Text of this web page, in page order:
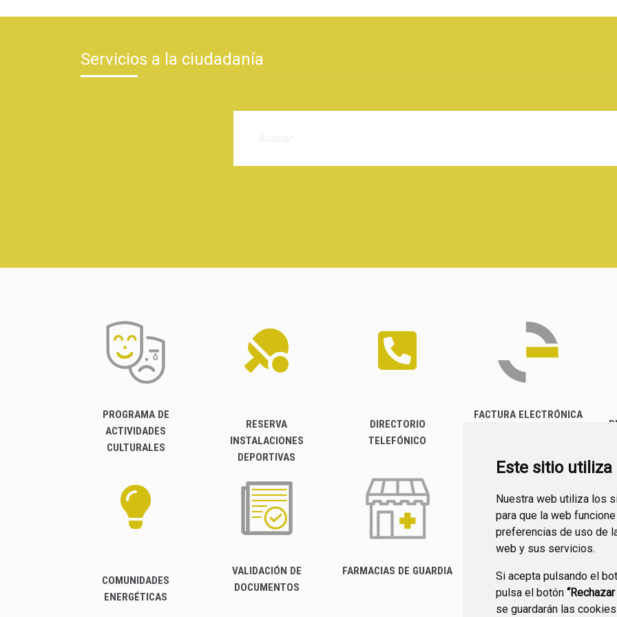
Este sitio
Nuestra web utiliza los
para que la web
preferencias de uso de
web y sus servicios.
Si acepta pulsando el
pulsa el botón
se guardarán las
Servicios a la ciudadanía
PROGRAMA DE
ACTIVIDADES
CULTURALES
RESERVA
INSTALACIONES
DEPORTIVAS
DIRECTORIO
TELEFÓNICO
FACTURA ELECTRÓNICA
COMUNIDADES
ENERGÉTICAS
VALIDACIÓN DE
DOCUMENTOS
FARMACIAS DE GUARDIA
CANAL YOUTUBE